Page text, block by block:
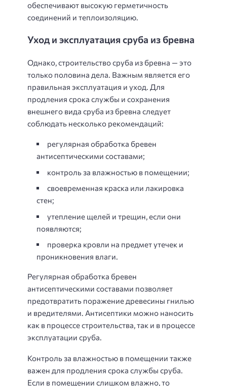
обеспечивают высокую герметичность
соединений и теплоизоляцию.
Уход и эксплуатация сруба из бревна
Однако, строительство сруба из бревна — это
только половина дела. Важным является его
правильная эксплуатация и уход. Для
продления срока службы и сохранения
внешнего вида сруба из бревна следует
соблюдать несколько рекомендаций:
регулярная обработка бревен
антисептическими составами;
контроль за влажностью в помещении;
своевременная краска или лакировка
стен;
утепление щелей и трещин, если они
появляются;
проверка кровли на предмет утечек и
проникновения влаги.
Регулярная обработка бревен
антисептическими составами позволяет
предотвратить поражение древесины гнилью
и вредителями. Антисептики можно наносить
как в процессе строительства, так и в процессе
эксплуатации сруба.
Контроль за влажностью в помещении также
важен для продления срока службы сруба.
Если в помещении слишком влажно, то